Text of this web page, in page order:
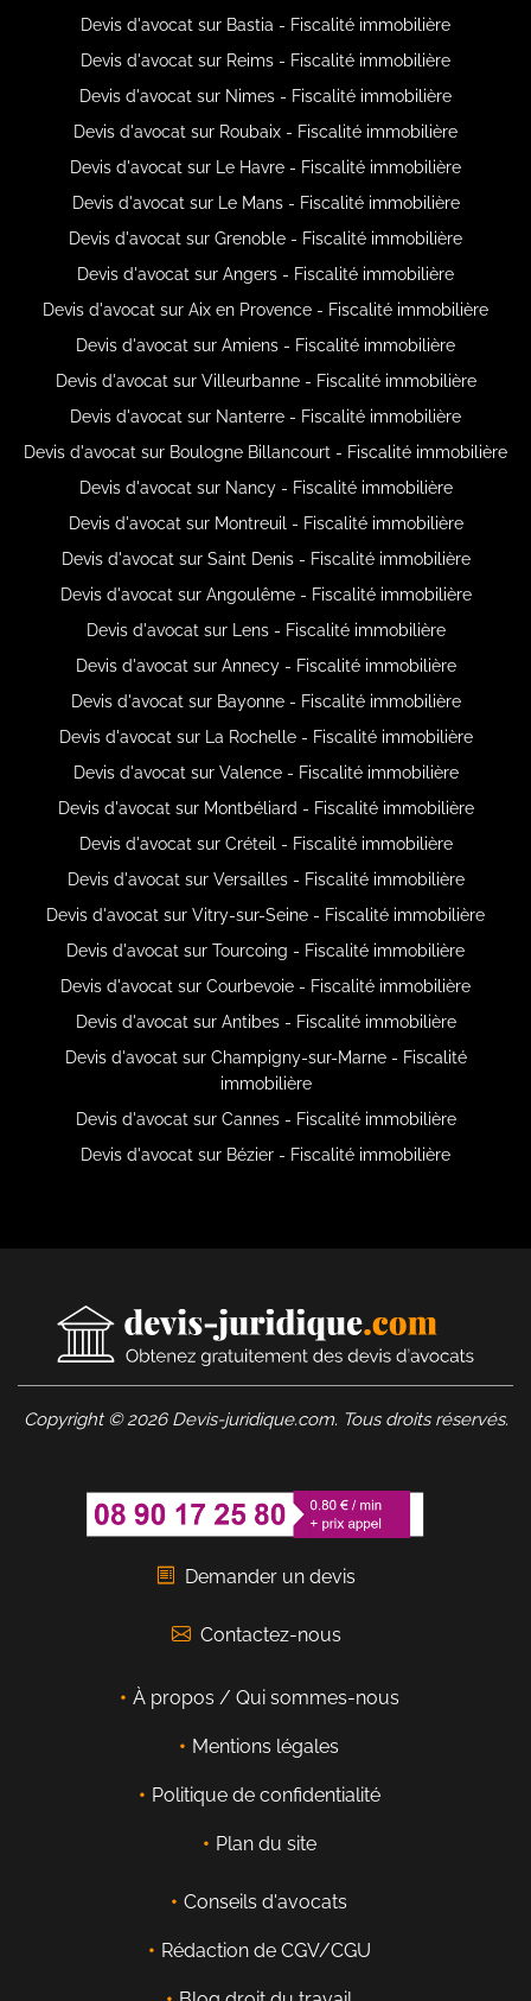
Devis d'avocat sur Bastia - Fiscalité immobilière
Devis d'avocat sur Reims - Fiscalité immobilière
Devis d'avocat sur Nimes - Fiscalité immobilière
Devis d'avocat sur Roubaix - Fiscalité immobilière
Devis d'avocat sur Le Havre - Fiscalité immobilière
Devis d'avocat sur Le Mans - Fiscalité immobilière
Devis d'avocat sur Grenoble - Fiscalité immobilière
Devis d'avocat sur Angers - Fiscalité immobilière
Devis d'avocat sur Aix en Provence - Fiscalité immobilière
Devis d'avocat sur Amiens - Fiscalité immobilière
Devis d'avocat sur Villeurbanne - Fiscalité immobilière
Devis d'avocat sur Nanterre - Fiscalité immobilière
Devis d'avocat sur Boulogne Billancourt - Fiscalité immobilière
Devis d'avocat sur Nancy - Fiscalité immobilière
Devis d'avocat sur Montreuil - Fiscalité immobilière
Devis d'avocat sur Saint Denis - Fiscalité immobilière
Devis d'avocat sur Angoulême - Fiscalité immobilière
Devis d'avocat sur Lens - Fiscalité immobilière
Devis d'avocat sur Annecy - Fiscalité immobilière
Devis d'avocat sur Bayonne - Fiscalité immobilière
Devis d'avocat sur La Rochelle - Fiscalité immobilière
Devis d'avocat sur Valence - Fiscalité immobilière
Devis d'avocat sur Montbéliard - Fiscalité immobilière
Devis d'avocat sur Créteil - Fiscalité immobilière
Devis d'avocat sur Versailles - Fiscalité immobilière
Devis d'avocat sur Vitry-sur-Seine - Fiscalité immobilière
Devis d'avocat sur Tourcoing - Fiscalité immobilière
Devis d'avocat sur Courbevoie - Fiscalité immobilière
Devis d'avocat sur Antibes - Fiscalité immobilière
Devis d'avocat sur Champigny-sur-Marne - Fiscalité
immobilière
Devis d'avocat sur Cannes - Fiscalité immobilière
Devis d'avocat sur Bézier - Fiscalité immobilière
Copyright © 2026 Devis-juridique.com. Tous droits réservés.
Demander un devis
Contactez-nous
À propos / Qui sommes-nous
Mentions légales
Politique de confidentialité
Plan du site
Conseils d'avocats
Rédaction de CGV/CGU